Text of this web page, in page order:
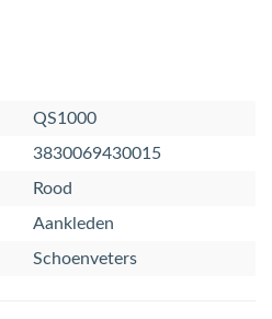
QS1000
3830069430015
Rood
Aankleden
Schoenveters